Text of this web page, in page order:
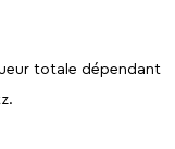
totale dépendant